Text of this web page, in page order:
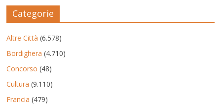
Categorie
Altre Città (6.578)
Bordighera (4.710)
Concorso (48)
Cultura (9.110)
Francia (479)